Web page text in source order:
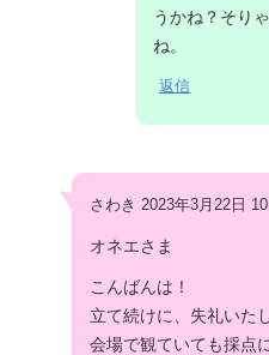
うかね？そり
ね。
返信
さわき 2023年3月22日
オネエさま
こんばんは！
立て続けに、失礼いた
会場で観ていても採点